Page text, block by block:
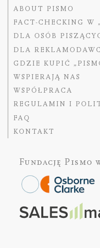
ABOUT PISMO
FACT-CHECKING W
DLA OSÓB
DLA
GDZIE KUPIĆ
WSPIERAJĄ NAS
WSPÓŁPRACA
REGULAMIN I
FAQ
KONTAKT
Fundację Pismo